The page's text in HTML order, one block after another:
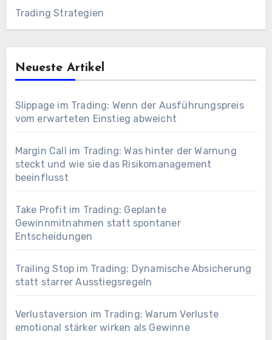
Trading Strategien
Neueste Artikel
Slippage im Trading: Wenn der Ausführungspreis
vom erwarteten Einstieg abweicht
Margin Call im Trading: Was hinter der Warnung
steckt und wie sie das Risikomanagement
beeinflusst
Take Profit im Trading: Geplante
Gewinnmitnahmen statt spontaner
Entscheidungen
Trailing Stop im Trading: Dynamische Absicherung
statt starrer Ausstiegsregeln
Verlustaversion im Trading: Warum Verluste
emotional stärker wirken als Gewinne